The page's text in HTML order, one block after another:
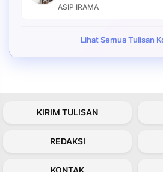
ASIP IRAMA
Lihat Semua Tulisan
KIRIM TULISAN
REDAKSI